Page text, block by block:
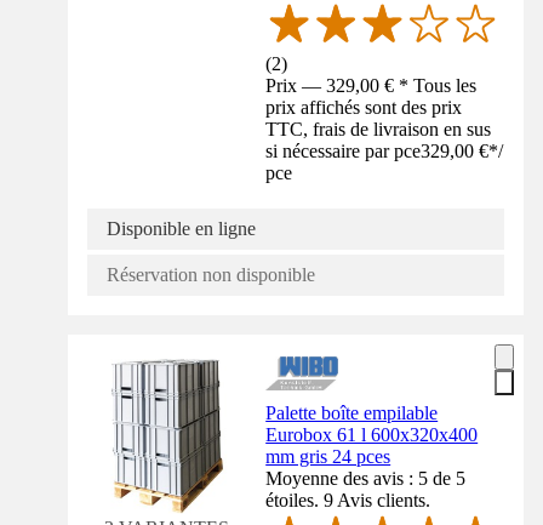
(2)
Prix — 329,00 € * Tous les
prix affichés sont des prix
TTC, frais de livraison en sus
si nécessaire par pce329,00 €*/
pce
Disponible en ligne
Réservation non disponible
Palette boîte empilable
Eurobox 61 l 600x320x400
mm gris 24 pces
Moyenne des avis : 5 de 5
étoiles. 9 Avis clients.